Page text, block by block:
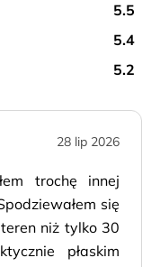
5.5
5.4
5.2
28 lip 2026
trochę innej
się
niż tylko 30
płaskim